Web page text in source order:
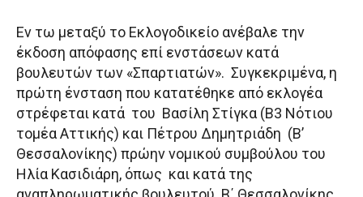
Εν τω μεταξύ το Εκλογοδικείο ανέβαλε την
έκδοση απόφασης επί ενστάσεων κατά
βουλευτών των «Σπαρτιατών». Συγκεκριμένα, η
πρώτη ένσταση που κατατέθηκε από εκλογέα
στρέφεται κατά του Βασίλη Στίγκα (Β3 Νότιου
τομέα Αττικής) και Πέτρου Δημητριάδη (Β’
Θεσσαλονίκης) πρώην νομικού συμβούλου του
Ηλία Κασιδιάρη, όπως και κατά της